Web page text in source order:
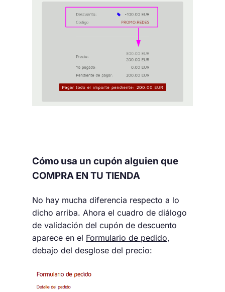
Cómo usa un cupón alguien que
COMPRA EN TU TIENDA
No hay mucha diferencia respecto a lo
dicho arriba. Ahora el cuadro de diálogo
de validación del cupón de descuento
aparece en el Formulario de pedido,
debajo del desglose del precio: